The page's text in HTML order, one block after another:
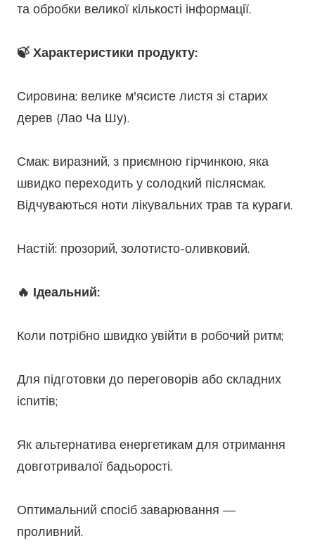
та обробки великої кількості інформації.
🍃 Характеристики продукту:
Сировина: велике м'ясисте листя зі старих
дерев (Лао Ча Шу).
Смак: виразний, з приємною гірчинкою, яка
швидко переходить у солодкий післясмак.
Відчуваються ноти лікувальних трав та кураги.
Настій: прозорий, золотисто-оливковий.
🔥 Ідеальний:
Коли потрібно швидко увійти в робочий ритм;
Для підготовки до переговорів або складних
іспитів;
Як альтернатива енергетикам для отримання
довготривалої бадьорості.
Оптимальний спосіб заварювання —
проливний.